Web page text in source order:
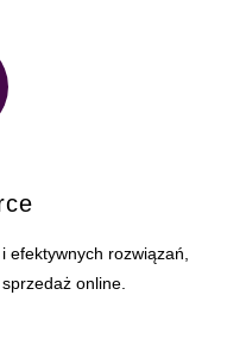
efektywnych rozwiązań,
online.